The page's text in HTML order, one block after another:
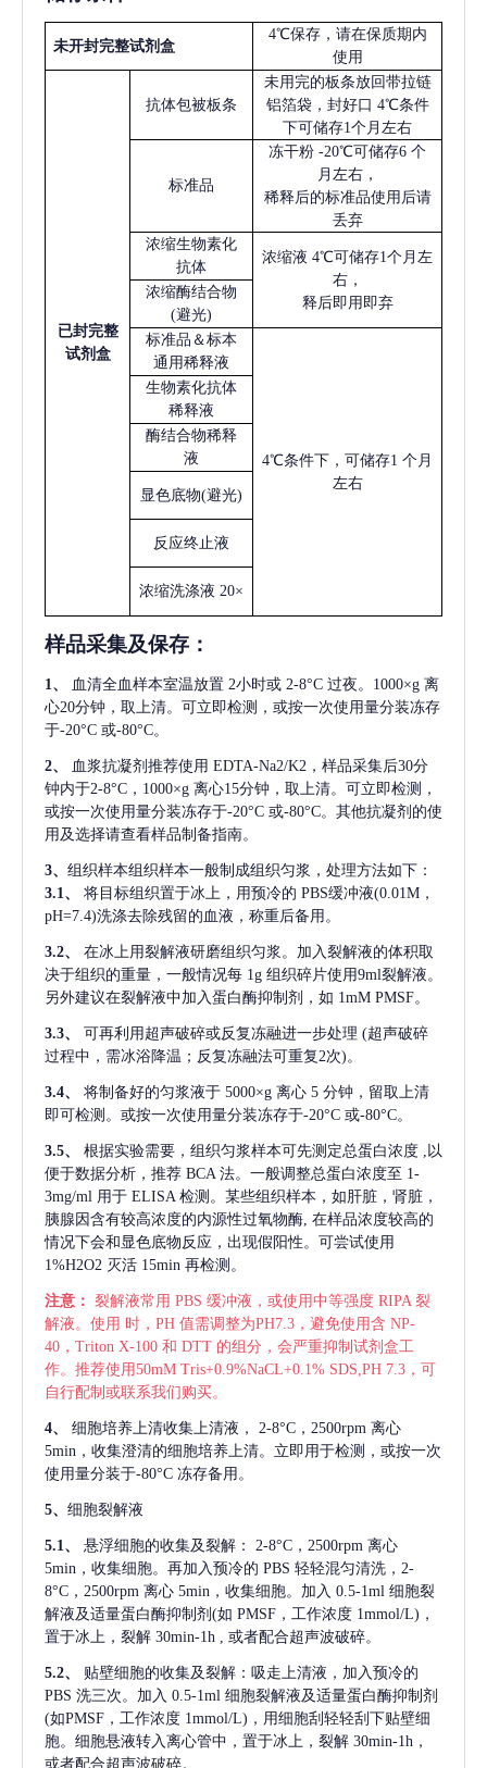
未开封完整试剂盒
4℃保存，请在保质期内
使用
已封完整
试剂盒
抗体包被板条
未用完的板条放回带拉链
铝箔袋，封好口 4℃条件
下可储存1个月左右
标准品
冻干粉 -20℃可储存6 个
月左右，
稀释后的标准品使用后请
丢弃
浓缩生物素化
抗体
浓缩液 4℃可储存1个月左
右，
释后即用即弃
浓缩酶结合物
(避光)
标准品＆标本
通用稀释液
4℃条件下，可储存1 个月
左右
生物素化抗体
稀释液
酶结合物稀释
液
显色底物(避光)
反应终止液
浓缩洗涤液 20×
样品采集及保存 ：
1、 血清全血样本室温放置 2小时或 2-8°C 过夜。1000×g 离
心20分钟，取上清。可立即检测，或按一次使用量分装冻存
于-20°C 或-80°C。
2、 血浆抗凝剂推荐使用 EDTA-Na2/K2，样品采集后30分
钟内于2-8°C，1000×g 离心15分钟，取上清。可立即检测，
或按一次使用量分装冻存于-20°C 或-80°C。其他抗凝剂的使
用及选择请查看样品制备指南。
3、 组织样本组织样本一般制成组织匀浆，处理方法如下：
3.1、
将目标组织置于冰上，用预冷的 PBS缓冲液(0.01M，
pH=7.4)洗涤去除残留的血液，称重后备用。
3.2、
在冰上用裂解液研磨组织匀浆。加入裂解液的体积取
决于组织的重量，一般情况每 1g 组织碎片使用9ml裂解液。
另外建议在裂解液中加入蛋白酶抑制剂，如 1mM PMSF。
3.3、 可再利用超声破碎或反复冻融进一步处理 (超声破碎
过程中，需冰浴降温；反复冻融法可重复2次)。
3.4、 将制备好的匀浆液于 5000×g 离心 5 分钟，留取上清
即可检测。或按一次使用量分装冻存于-20°C 或-80°C。
3.5、 根据实验需要，组织匀浆样本可先测定总蛋白浓度
,以
便于数据分析，推荐 BCA 法。一般调整总蛋白浓度至 1-
3mg/ml 用于 ELISA 检测。某些组织样本，如肝脏，肾脏，
胰腺因含有较高浓度的内源性过氧物酶, 在样品浓度较高的
情况下会和显色底物反应，出现假阳性。可尝试使用
1%H2O2 灭活 15min 再检测。
注意： 裂解液常用 PBS 缓冲液，或使用中等强度 RIPA 裂
解液。使用 时，PH 值需调整为PH7.3，避免使用含 NP-
40，Triton X-100 和 DTT 的组分，会严重抑制试剂盒工
作。推荐使用50mM Tris+0.9%NaCL+0.1% SDS,PH 7.3，可
自行配制或联系我们购买。
4、 细胞培养上清收集上清液，
2-8°C，2500rpm 离心
5min，收集澄清的细胞培养上清。立即用于检测，或按一次
使用量分装于-80°C 冻存备用。
5、 细胞裂解液
5.1、 悬浮细胞的收集及裂解：
2-8°C，2500rpm 离心
5min，收集细胞。再加入预冷的 PBS 轻轻混匀清洗，2-
8°C，2500rpm 离心 5min，收集细胞。加入 0.5-1ml 细胞裂
解液及适量蛋白酶抑制剂(如 PMSF，工作浓度 1mmol/L)，
置于冰上，裂解 30min-1h , 或者配合超声波破碎。
5.2、
贴壁细胞的收集及裂解：吸走上清液，加入预冷的
PBS 洗三次。加入 0.5-1ml 细胞裂解液及适量蛋白酶抑制剂
(如PMSF，工作浓度 1mmol/L)，用细胞刮轻轻刮下贴壁细
胞。细胞悬液转入离心管中，置于冰上，裂解 30min-1h，
或者配合超声波破碎。